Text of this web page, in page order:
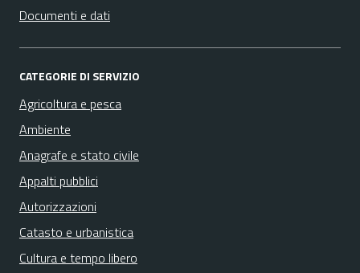
Documenti e dati
CATEGORIE DI SERVIZIO
Agricoltura e pesca
Ambiente
Anagrafe e stato civile
Appalti pubblici
Autorizzazioni
Catasto e urbanistica
Cultura e tempo libero